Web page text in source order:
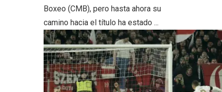
Boxeo (CMB), pero hasta ahora su
camino hacia el título ha estado ...